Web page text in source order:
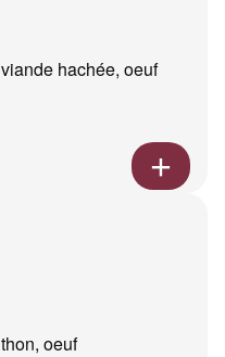
hachée, oeuf
oeuf